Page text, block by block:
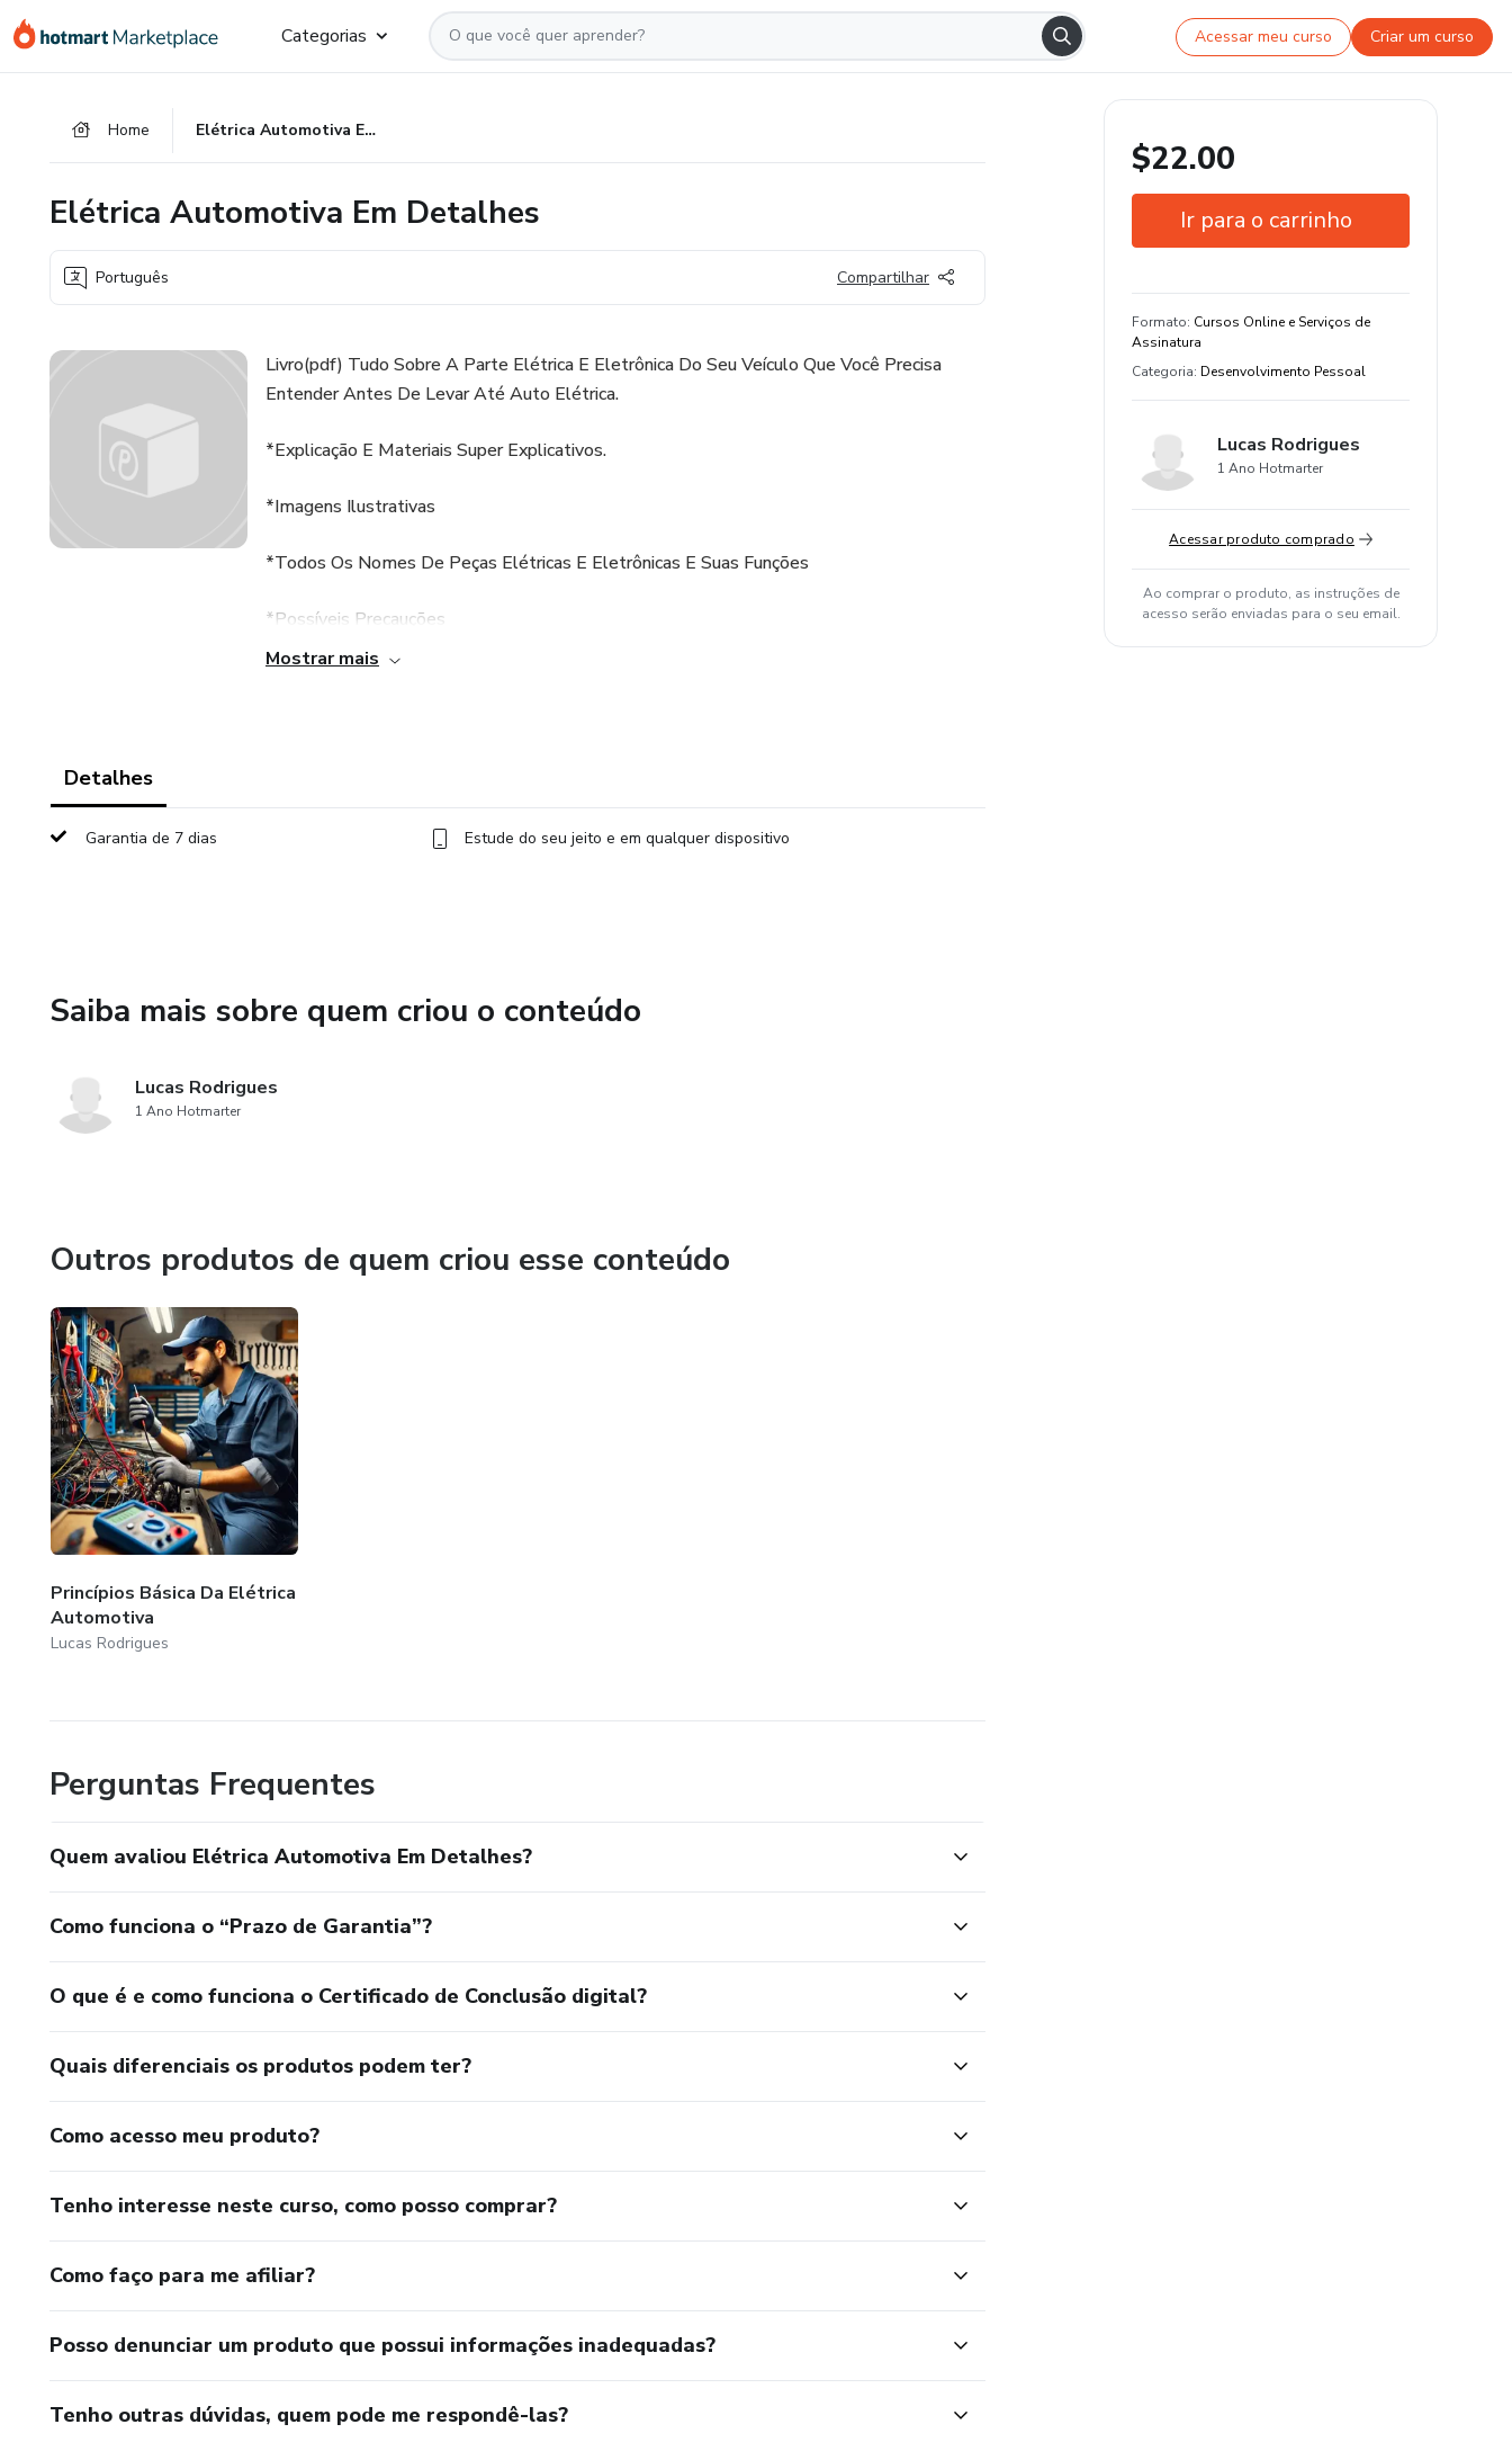
para
para
para
Categorias Acessar meu curso Criar um curso
Home Elétrica Automotiva Em Detalhes
Elétrica Automotiva Em Detalhes
Português Compartilhar
Livro(pdf) Tudo Sobre A Parte Elétrica E Eletrônica Do Seu Veículo Que Você Precisa
Entender Antes De Levar Até Auto Elétrica.
*Explicação E Materiais Super Explicativos.
*Imagens Ilustrativas
*Todos Os Nomes De Peças Elétricas E Eletrônicas E Suas Funções
*Possíveis Precauções
Mostrar mais
Detalhes
Garantia de 7 dias Estude do seu jeito e em qualquer dispositivo
Saiba mais sobre quem criou o conteúdo
Lucas Rodrigues
1 Ano Hotmarter
Outros produtos de quem criou esse conteúdo
Princípios Básica Da Elétrica
Automotiva
Lucas Rodrigues
Perguntas Frequentes
Quem avaliou Elétrica Automotiva Em Detalhes?
Como funciona o “Prazo de Garantia”?
O que é e como funciona o Certificado de Conclusão digital?
Quais diferenciais os produtos podem ter?
Como acesso meu produto?
Tenho interesse neste curso, como posso comprar?
Como faço para me afiliar?
Posso denunciar um produto que possui informações inadequadas?
Tenho outras dúvidas, quem pode me respondê-las?
$22.00
Ir para o carrinho
Estude do seu jeito e em qualquer
dispositivo
Formato: Cursos Online e Serviços de
Assinatura
Categoria: Desenvolvimento Pessoal
Lucas Rodrigues
1 Ano Hotmarter
Acessar produto comprado
Ao comprar o produto, as instruções de
acesso serão enviadas para o seu email.